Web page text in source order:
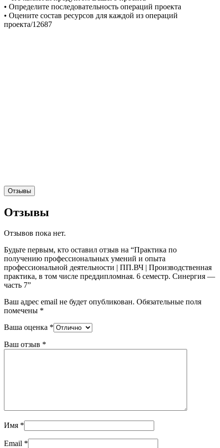
• Определите последовательность операций проекта
• Оцените состав ресурсов для каждой из операций
проекта/12687
Отзывы
Отзывы
Отзывов пока нет.
Будьте первым, кто оставил отзыв на “Практика по
получению профессиональных умений и опыта
профессиональной деятельности | ПП.ВЧ | Производственная
практика, в том числе преддипломная. 6 семестр. Синергия —
часть 7”
Ваш адрес email не будет опубликован. Обязательные поля
помечены *
Ваша оценка *
Ваш отзыв *
Имя *
Email *